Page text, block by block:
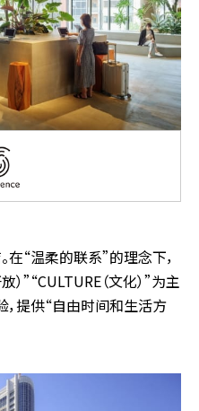
“温柔的联系”的理念下，
）”“CULTURE（文化）”为主
，提供“自由时间和生活方